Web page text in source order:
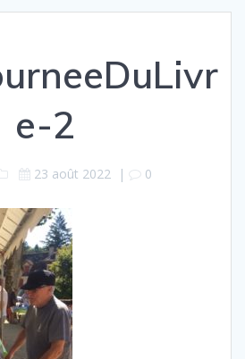
e-2
23 août 2022 | 0